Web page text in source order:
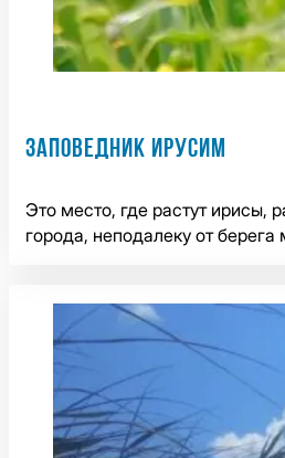
ЗАПОВЕДНИК ИРУСИМ
Это место, где растут ирисы,
города, неподалеку от берега